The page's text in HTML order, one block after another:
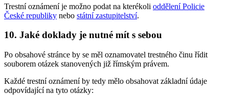
Trestní oznámení je možno podat na kterékoli oddělení Policie
České republiky nebo státní zastupitelství.
10. Jaké doklady je nutné mít s sebou
Po obsahové stránce by se měl oznamovatel trestného činu řídit
souborem otázek stanovených již římským právem.
Každé trestní oznámení by tedy mělo obsahovat základní údaje
odpovídající na tyto otázky: